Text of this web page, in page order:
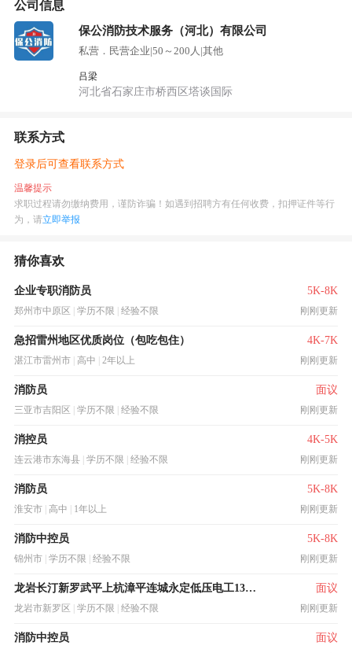
公司信息
保公消防技术服务（河北）有限公司
私营．民营企业|50～200人 |其他
吕梁
河北省石家庄市桥西区塔谈国际
联系方式
登录后可查看联系方式
温馨提示
求职过程请勿缴纳费用，谨防诈骗！如遇到招聘方有任何收费，扣押证件等行
为，请立即举报
猜你喜欢
企业专职消防员 5K-8K
郑州市中原区 学历不限 经验不限 刚刚更新
急招雷州地区优质岗位（包吃包住） 4K-7K
湛江市雷州市 高中 2年以上 刚刚更新
消防员 面议
三亚市吉阳区 学历不限 经验不限 刚刚更新
消控员 4K-5K
连云港市东海县 学历不限 经验不限 刚刚更新
消防员 5K-8K
淮安市 高中 1年以上 刚刚更新
消防中控员 5K-8K
锦州市 学历不限 经验不限 刚刚更新
龙岩长汀新罗武平上杭漳平连城永定低压电工1300元 焊接与热切割1200元 面议
龙岩市新罗区 学历不限 经验不限 刚刚更新
消防中控员 面议